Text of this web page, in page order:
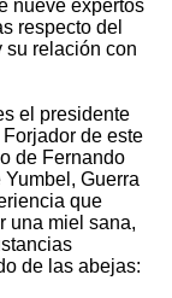
nueve expertos
respecto del
su relación con
el presidente
de este
de Fernando
Guerra
que
una miel sana,
de las abejas: